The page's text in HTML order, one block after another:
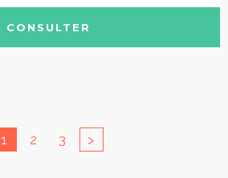
CONSULTER
1 2 3 >